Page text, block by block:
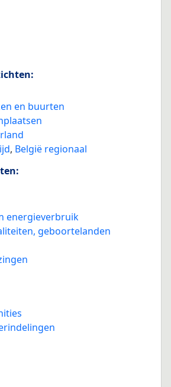
en buurten
, België regionaal
energieverbruik
geboortelanden